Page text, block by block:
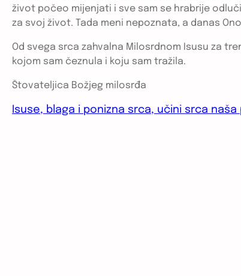
život počeo mijenjati i sve sam se hrabrije
za svoj život. Tada meni nepoznata, a danas
Od svega srca zahvalna Milosrdnom Isusu za
kojom sam čeznula i koju sam tražila.
Štovateljica Božjeg milosrđa
Isuse, blaga i ponizna srca, učini srca